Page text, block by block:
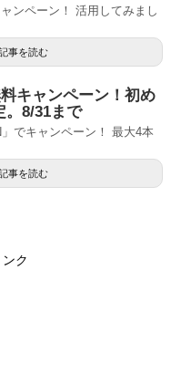
ンペーン！ 活用してみまし
事を読む
キャンペーン！初め
。8/31まで
でキャンペーン！ 最大4本
事を読む
ク